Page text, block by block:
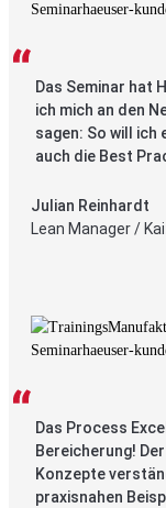
Das Seminar hat
ich mich an den
sagen: So will ich
auch die Best
Julian Reinhardt
Lean Manager /
Das Process
Bereicherung!
Konzepte
praxisnahen